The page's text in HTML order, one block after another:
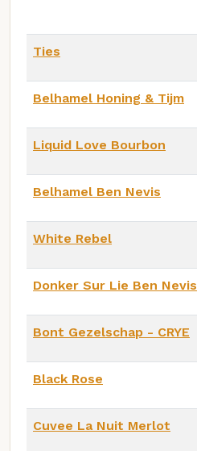
Ties
Belhamel Honing & Tijm
Liquid Love Bourbon
Belhamel Ben Nevis
White Rebel
Donker Sur Lie Ben Nevis
Bont Gezelschap - CRYE
Black Rose
Cuvee La Nuit Merlot